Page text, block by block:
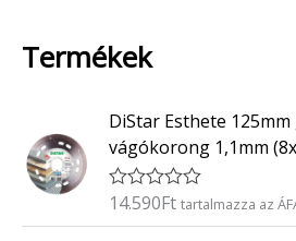
Termékek
DiStar Esthete
vágókorong 1,1mm
É14.590Ft tartalmazza az